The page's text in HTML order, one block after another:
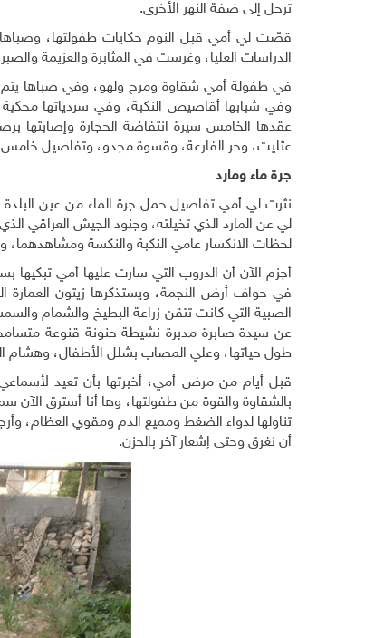
ترحل إلى ضفة النهر الأخرى.
قصّت لي أمي قبل النوم حكايات طفولتها،
الدراسات العليا، وغرست في المثابرة والعزيمة
وفي شبابها أقاصيص النكبة، وفي سردياتها
عثليت، وحر الفارعة، وقسوة مجدو، وتفاصيل
جرة ماء ومارد
نثرت لي أمي تفاصيل حمل جرة الماء من عين
لي عن المارد الذي تخيلته، وجنود الجيش العراقي
لحظات الانكسار عامي النكبة والنكسة
أجزم الآن أن الدروب التي سارت عليها أمي تبكيها
في حواف أرض النجمة، ويستذكرها زيتون
الصبية التي كانت تتقن زراعة البطيخ والشمام
عن سيدة صابرة مدبرة نشيطة حنونة قنوعة
طول حياتها، وعلي المصاب بشلل الأطفال، وهشام
قبل أيام من مرض أمي، أخبرتها بأن تعيد
بالشقاوة والقوة من طفولتها، وها أنا أسترق
تناولها لدواء الضغط ومميع الدم ومقوي العظام،
أن نغرق وحتى إشعار آخر بالحزن.